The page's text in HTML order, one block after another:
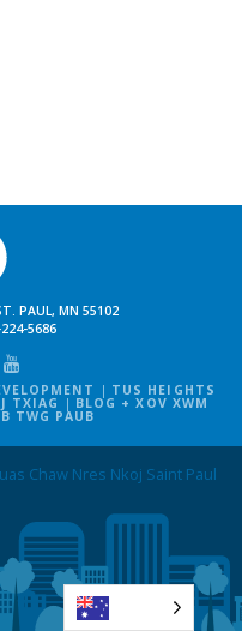
PAUL, MN 55102
5686
TUS HEIGHTS
TXIAG BLOG + XOV XWM
TWG PAUB
Chaw Nres Nkoj Saint Paul